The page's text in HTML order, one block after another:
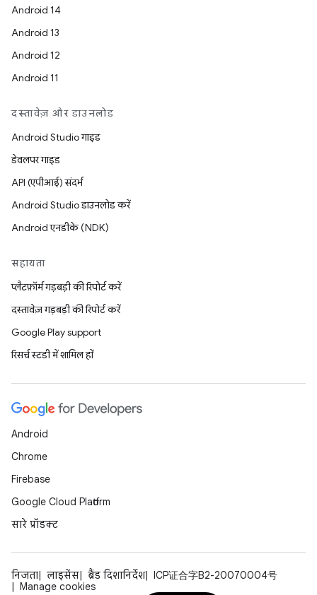
Android 14
Android 13
Android 12
Android 11
दस्तावेज़ और डाउनलोड
Android Studio गाइड
डेवलपर गाइड
API (एपीआई) संदर्भ
Android Studio डाउनलोड करें
Android एनडीके (NDK)
सहायता
प्लैटफ़ॉर्म गड़बड़ी की रिपोर्ट करें
दस्तावेज़ गड़बड़ी की रिपोर्ट करें
Google Play support
रिसर्च स्टडी में शामिल हों
Android
Chrome
Firebase
Google Cloud Platform
सारे प्रॉडक्ट
निजता लाइसेंस ब्रैंड दिशानिर्देश
ICP证合字B2-20070004号
Manage cookies